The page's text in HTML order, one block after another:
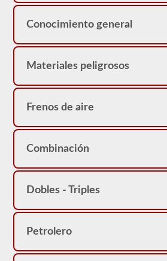
Conocimiento general
Materiales peligrosos
Frenos de aire
Combinación
Dobles - Triples
Petrolero